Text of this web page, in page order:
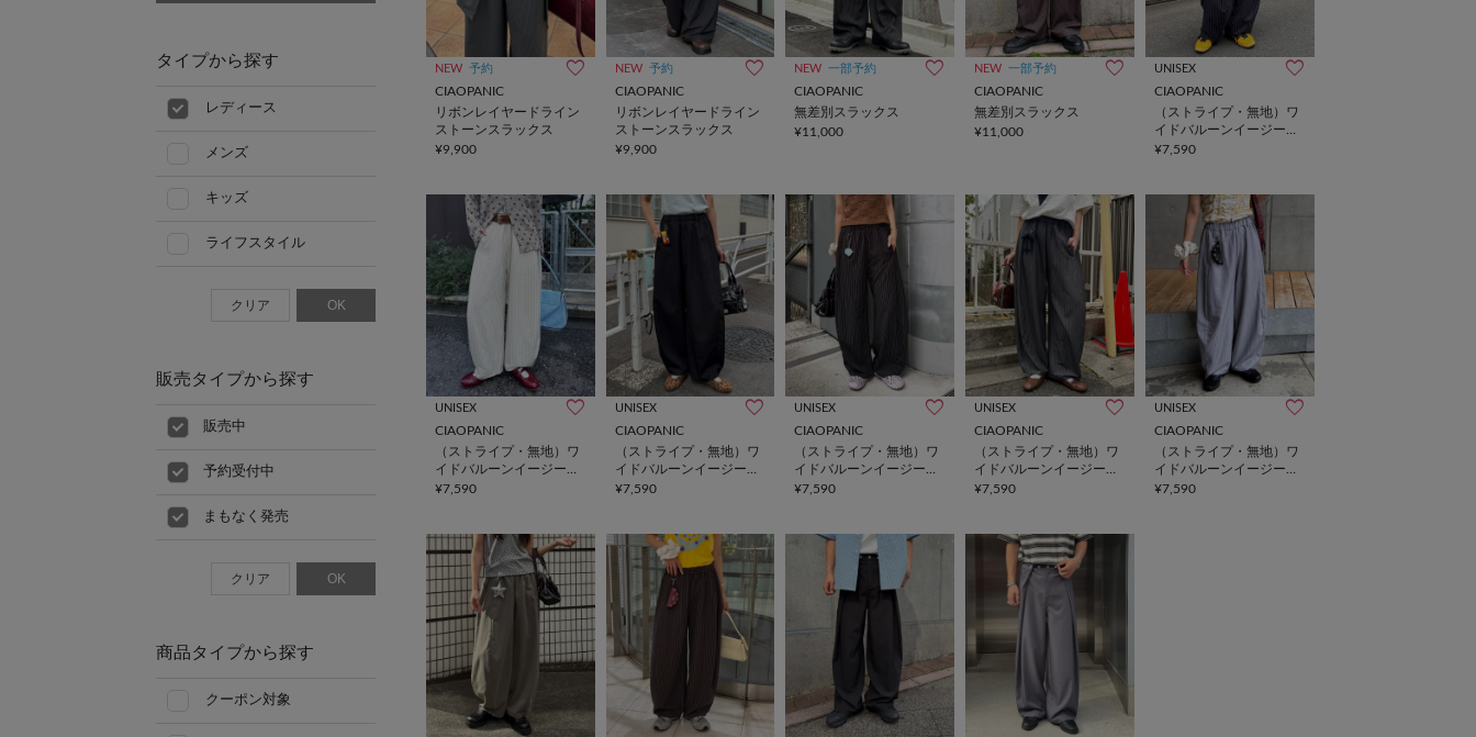
NEW 予約
CIAOPANIC
リボンレイヤードライン
ストーンスラックス
¥9,900
NEW 予約
CIAOPANIC
リボンレイヤードライン
ストーンスラックス
¥9,900
NEW 一部予約
CIAOPANIC
無差別スラックス
¥11,000
NEW 一部予約
CIAOPANIC
無差別スラックス
¥11,000
UNISEX
CIAOPANIC
（ストライプ・無地）ワ
イドバルーンイージース
ラックス
¥7,590
UNISEX
CIAOPANIC
（ストライプ・無地）ワ
イドバルーンイージース
ラックス
¥7,590
UNISEX
CIAOPANIC
（ストライプ・無地）ワ
イドバルーンイージース
ラックス
¥7,590
UNISEX
CIAOPANIC
（ストライプ・無地）ワ
イドバルーンイージース
ラックス
¥7,590
UNISEX
CIAOPANIC
（ストライプ・無地）ワ
イドバルーンイージース
ラックス
¥7,590
UNISEX
CIAOPANIC
（ストライプ・無地）ワ
イドバルーンイージース
ラックス
¥7,590
タイプから探す
レディース
メンズ
キッズ
ライフスタイル
クリア OK
販売タイプから探す
販売中
予約受付中
まもなく発売
クリア OK
商品タイプから探す
クーポン対象